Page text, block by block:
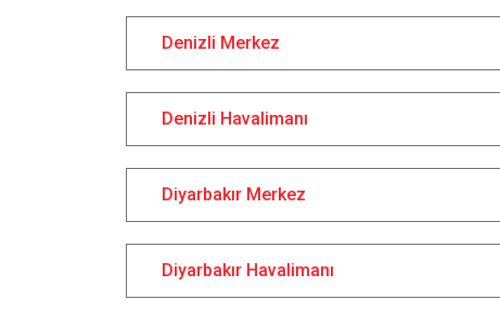
Denizli Merkez
Denizli Havalimanı
Diyarbakır Merkez
Diyarbakır Havalimanı